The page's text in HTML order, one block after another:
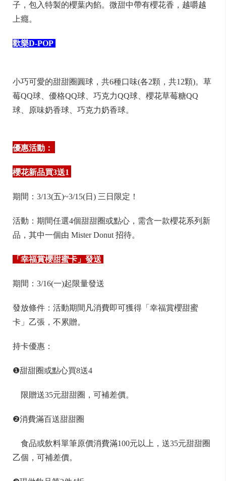
子，包入特製的櫻葉內餡。微甜中帶有櫻花香，越嚼越
上癮。
歡樂D-POP
小巧可愛的甜甜圈圓球，共6種口味(各2顆，共12顆)。草
莓QQ球、優格QQ球、巧克力QQ球、櫻花草莓糖QQ
球、原味奶香球、巧克力奶香球。
優惠活動：
櫻花新品買3送1
期間：3/13(五)~3/15(日) 三日限定！
活動：期間任選4個甜甜圈或點心，需含一款櫻花系列新
品，其中一個由 Mister Donut 招待。
「幸福賞櫻甜蜜卡」發送
期間：3/16(一)起限量發送
發放條件：活動期間凡消費即可獲得「幸福賞櫻甜蜜
卡」乙張，不累贈。
持卡優惠：
❶甜甜圈或點心買8送4
限贈送35元甜甜圈，可補差價。
❷消費滿百送甜甜圈
食品或飲料單筆原價消費滿100元以上，送35元甜甜圈
乙個，可補差價。